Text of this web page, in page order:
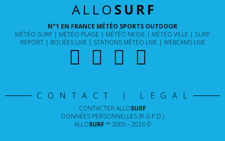
ALLO SURF
N°1 EN FRANCE MÉTÉO SPORTS OUTDOOR
MÉTÉO SURF
MÉTÉO PLAGE MÉTÉO NEIGE MÉTÉO VILLE
SURF
REPORT
BOUÉES LIVE STATIONS MÉTÉO LIVE WEBCAMS LIVE
CONTACT | LÉGAL
CONTACTER ALLOSURF
DONNÉES PERSONNELLES (R.G.P.D.)
ALLOSURF ™ 2005 - 2026 ©